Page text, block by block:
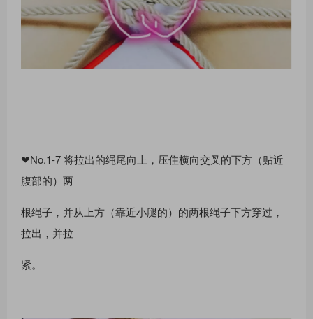
❤No.1-7 将拉出的绳尾向上，压住横向交叉的下⽅（贴近
腹部的）两
根绳⼦，并从上⽅（靠近⼩腿的）的两根绳⼦下⽅穿过，
拉出，并拉
紧。